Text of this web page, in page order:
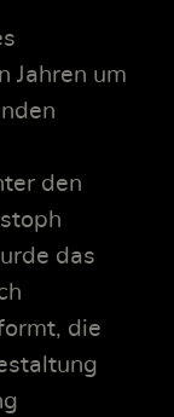
Jahren um
den
das
die